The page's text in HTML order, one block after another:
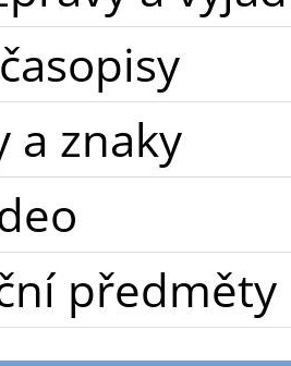
a znaky
předměty